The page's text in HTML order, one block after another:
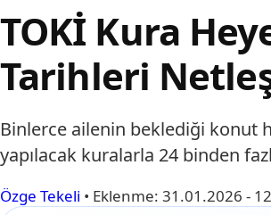
TOKİ Kura
Tarihleri
Binlerce ailenin beklediği konut
yapılacak kuralarla 24 binden
Özge Tekeli • Eklenme: 31.01.2026 -